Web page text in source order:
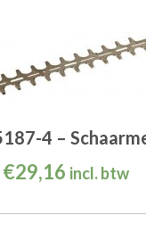
4 –
€29,16 incl. btw